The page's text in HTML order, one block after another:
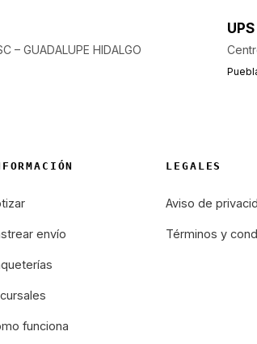
– GUADALUPE HIDALGO
UPS
envío
funciona
LEGALES
Aviso de
Términos y